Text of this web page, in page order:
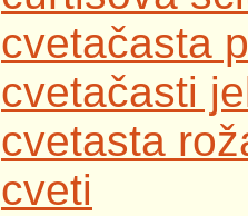
cvetačasta
cvetačasti
cvetasta
cveti